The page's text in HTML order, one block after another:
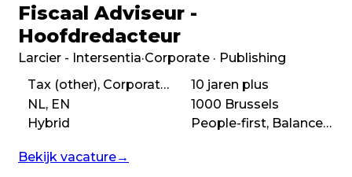
Fiscaal Adviseur -
Hoofdredacteur
Larcier - Intersentia·Corporate · Publishing
Tax (other), Corporate tax
10 jaren plus
NL, EN
1000 Brussels
Hybrid
People-first, Balanced, Autonomous, Purpose-driven
Bekijk vacature→